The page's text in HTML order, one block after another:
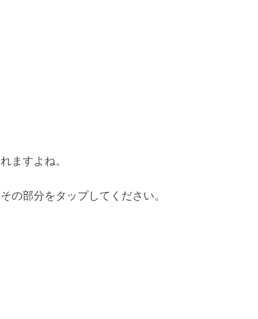
ますよね。
の部分をタップしてください。